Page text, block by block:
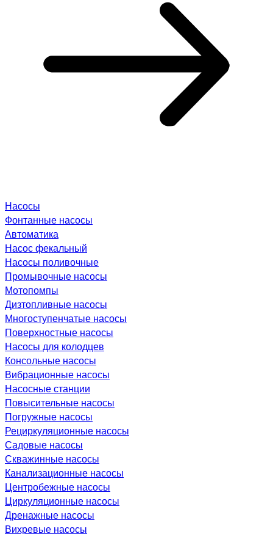
Насосы
Фонтанные насосы
Автоматика
Насос фекальный
Насосы поливочные
Промывочные насосы
Мотопомпы
Дизтопливные насосы
Многоступенчатые насосы
Поверхностные насосы
Насосы для колодцев
Консольные насосы
Вибрационные насосы
Насосные станции
Повысительные насосы
Погружные насосы
Рециркуляционные насосы
Садовые насосы
Скважинные насосы
Канализационные насосы
Центробежные насосы
Циркуляционные насосы
Дренажные насосы
Вихревые насосы